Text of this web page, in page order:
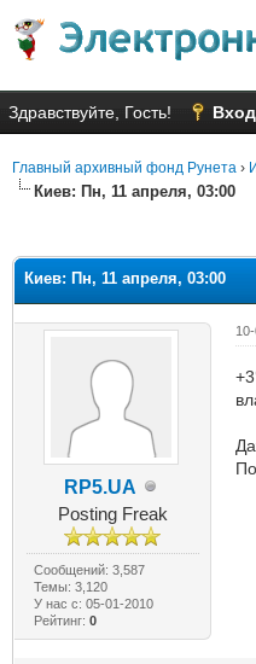
Здравствуйте, Гость! Вход
Главный архивный фонд Рунета ›
Киев: Пн, 11 апреля, 03:00
Киев: Пн, 11 апреля, 03:00
RP5.UA
Posting Freak
Сообщений: 3,587
Темы: 3,120
У нас с: 05-01-2010
Рейтинг: 0